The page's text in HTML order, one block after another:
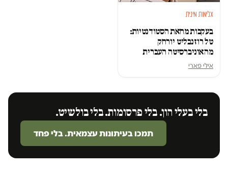
אלימות מינית
בעקבות מחאת הסטודנטיות:
טל רוזנבליט יורחק
מהאוניברסיטה העברית
אילי פארי
בלי בעלי הון. בלי פרסומות. בלי בולשיט.
תמכו בעיתונות עצמאית. בלי פחד